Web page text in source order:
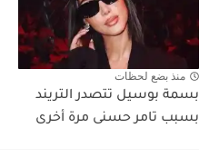
منذ بضع لحظات
بسمة بوسيل تتصدر التريند
بسبب تامر حسنى مرة أخرى